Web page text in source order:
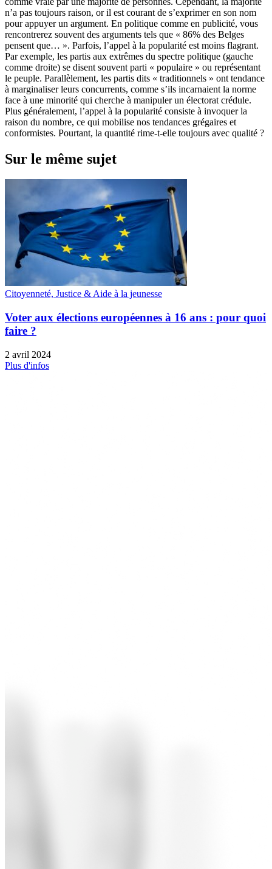
n’a pas toujours raison, or il est courant de s’exprimer en son nom
pour appuyer un argument. En politique comme en publicité, vous
rencontrerez souvent des arguments tels que « 86% des Belges
pensent que… ». Parfois, l’appel à la popularité est moins flagrant.
Par exemple, les partis aux extrêmes du spectre politique (gauche
comme droite) se disent souvent parti « populaire » ou représentant
le peuple. Parallèlement, les partis dits « traditionnels » ont tendance
à marginaliser leurs concurrents, comme s’ils incarnaient la norme
face à une minorité qui cherche à manipuler un électorat crédule.
Plus généralement, l’appel à la popularité consiste à invoquer la
raison du nombre, ce qui mobilise nos tendances grégaires et
conformistes. Pourtant, la quantité rime-t-elle toujours avec qualité ?
Sur le même sujet
Citoyenneté, Justice & Aide à la jeunesse
Voter aux élections européennes à 16 ans : pour quoi
faire ?
2 avril 2024
Plus d'infos